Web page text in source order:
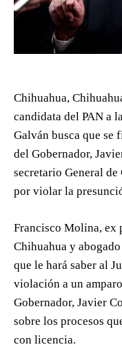
Chihuahua,
candidata del PAN a
Galván busca que se
del Gobernador,
secretario General
por violar la
Francisco Molina, ex
Chihuahua y
que le hará saber al
violación a un
Gobernador, Javier
sobre los procesos
con licencia.